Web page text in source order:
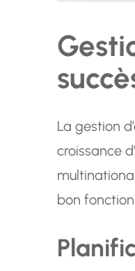
La gestion
croissance
bon